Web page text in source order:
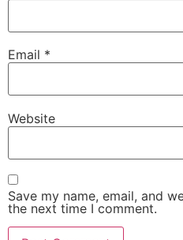
Email *
Website
Save my name, email, and
the next time I comment.